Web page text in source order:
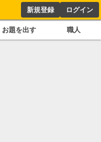
新規登録 ログイン
お題を出す 職人